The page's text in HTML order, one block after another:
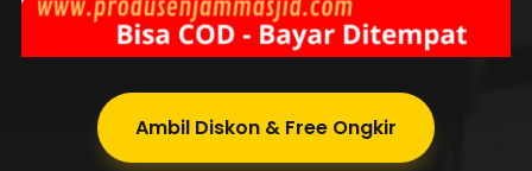
Ambil Diskon & Free Ongkir